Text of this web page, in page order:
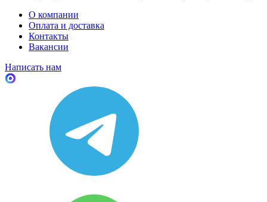
О компании
Оплата и доставка
Контакты
Вакансии
Написать нам